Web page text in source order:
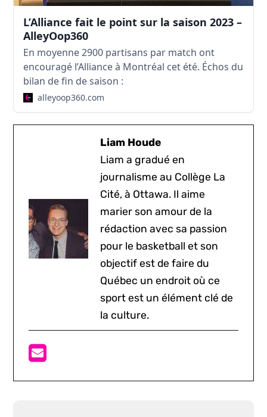
L’Alliance fait le point sur la saison 2023 –
AlleyOop360
En moyenne 2900 partisans par match ont
encouragé l’Alliance à Montréal cet été. Échos du
bilan de fin de saison :
alleyoop360.com
Liam Houde
Liam a gradué en
journalisme au Collège La
Cité, à Ottawa. Il aime
marier son amour de la
rédaction avec sa passion
pour le basketball et son
objectif est de faire du
Québec un endroit où ce
sport est un élément clé de
la culture.